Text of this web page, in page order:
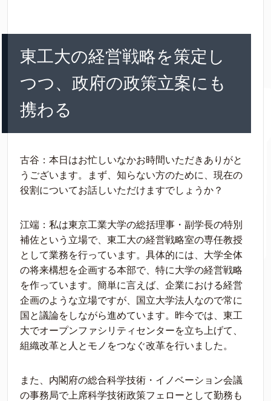
東工大の経営戦略を策定し
つつ、政府の政策立案にも
携わる
古谷：本日はお忙しいなかお時間いただきありがと
うございます。まず、知らない方のために、現在の
役割についてお話しいただけますでしょうか？
江端：私は東京工業大学の総括理事・副学長の特別
補佐という立場で、東工大の経営戦略室の専任教授
として業務を行っています。具体的には、大学全体
の将来構想を企画する本部で、特に大学の経営戦略
を作っています。簡単に言えば、企業における経営
企画のような立場ですが、国立大学法人なので常に
国と議論をしながら進めています。昨今では、東工
大でオープンファシリティセンターを立ち上げて、
組織改革と人とモノをつなぐ改革を行いました。
また、内閣府の総合科学技術・イノベーション会議
の事務局で上席科学技術政策フェローとして勤務も